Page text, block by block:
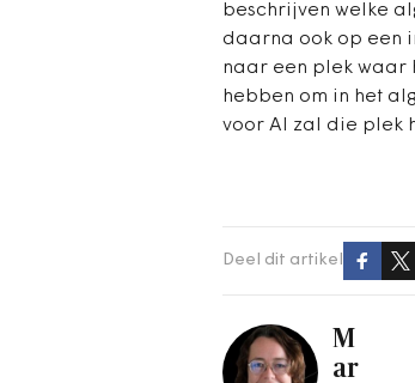
beschrijven welke
daarna ook op een
naar een plek waar
hebben om in het
voor AI zal die plek
Deel dit artikel
M
ar